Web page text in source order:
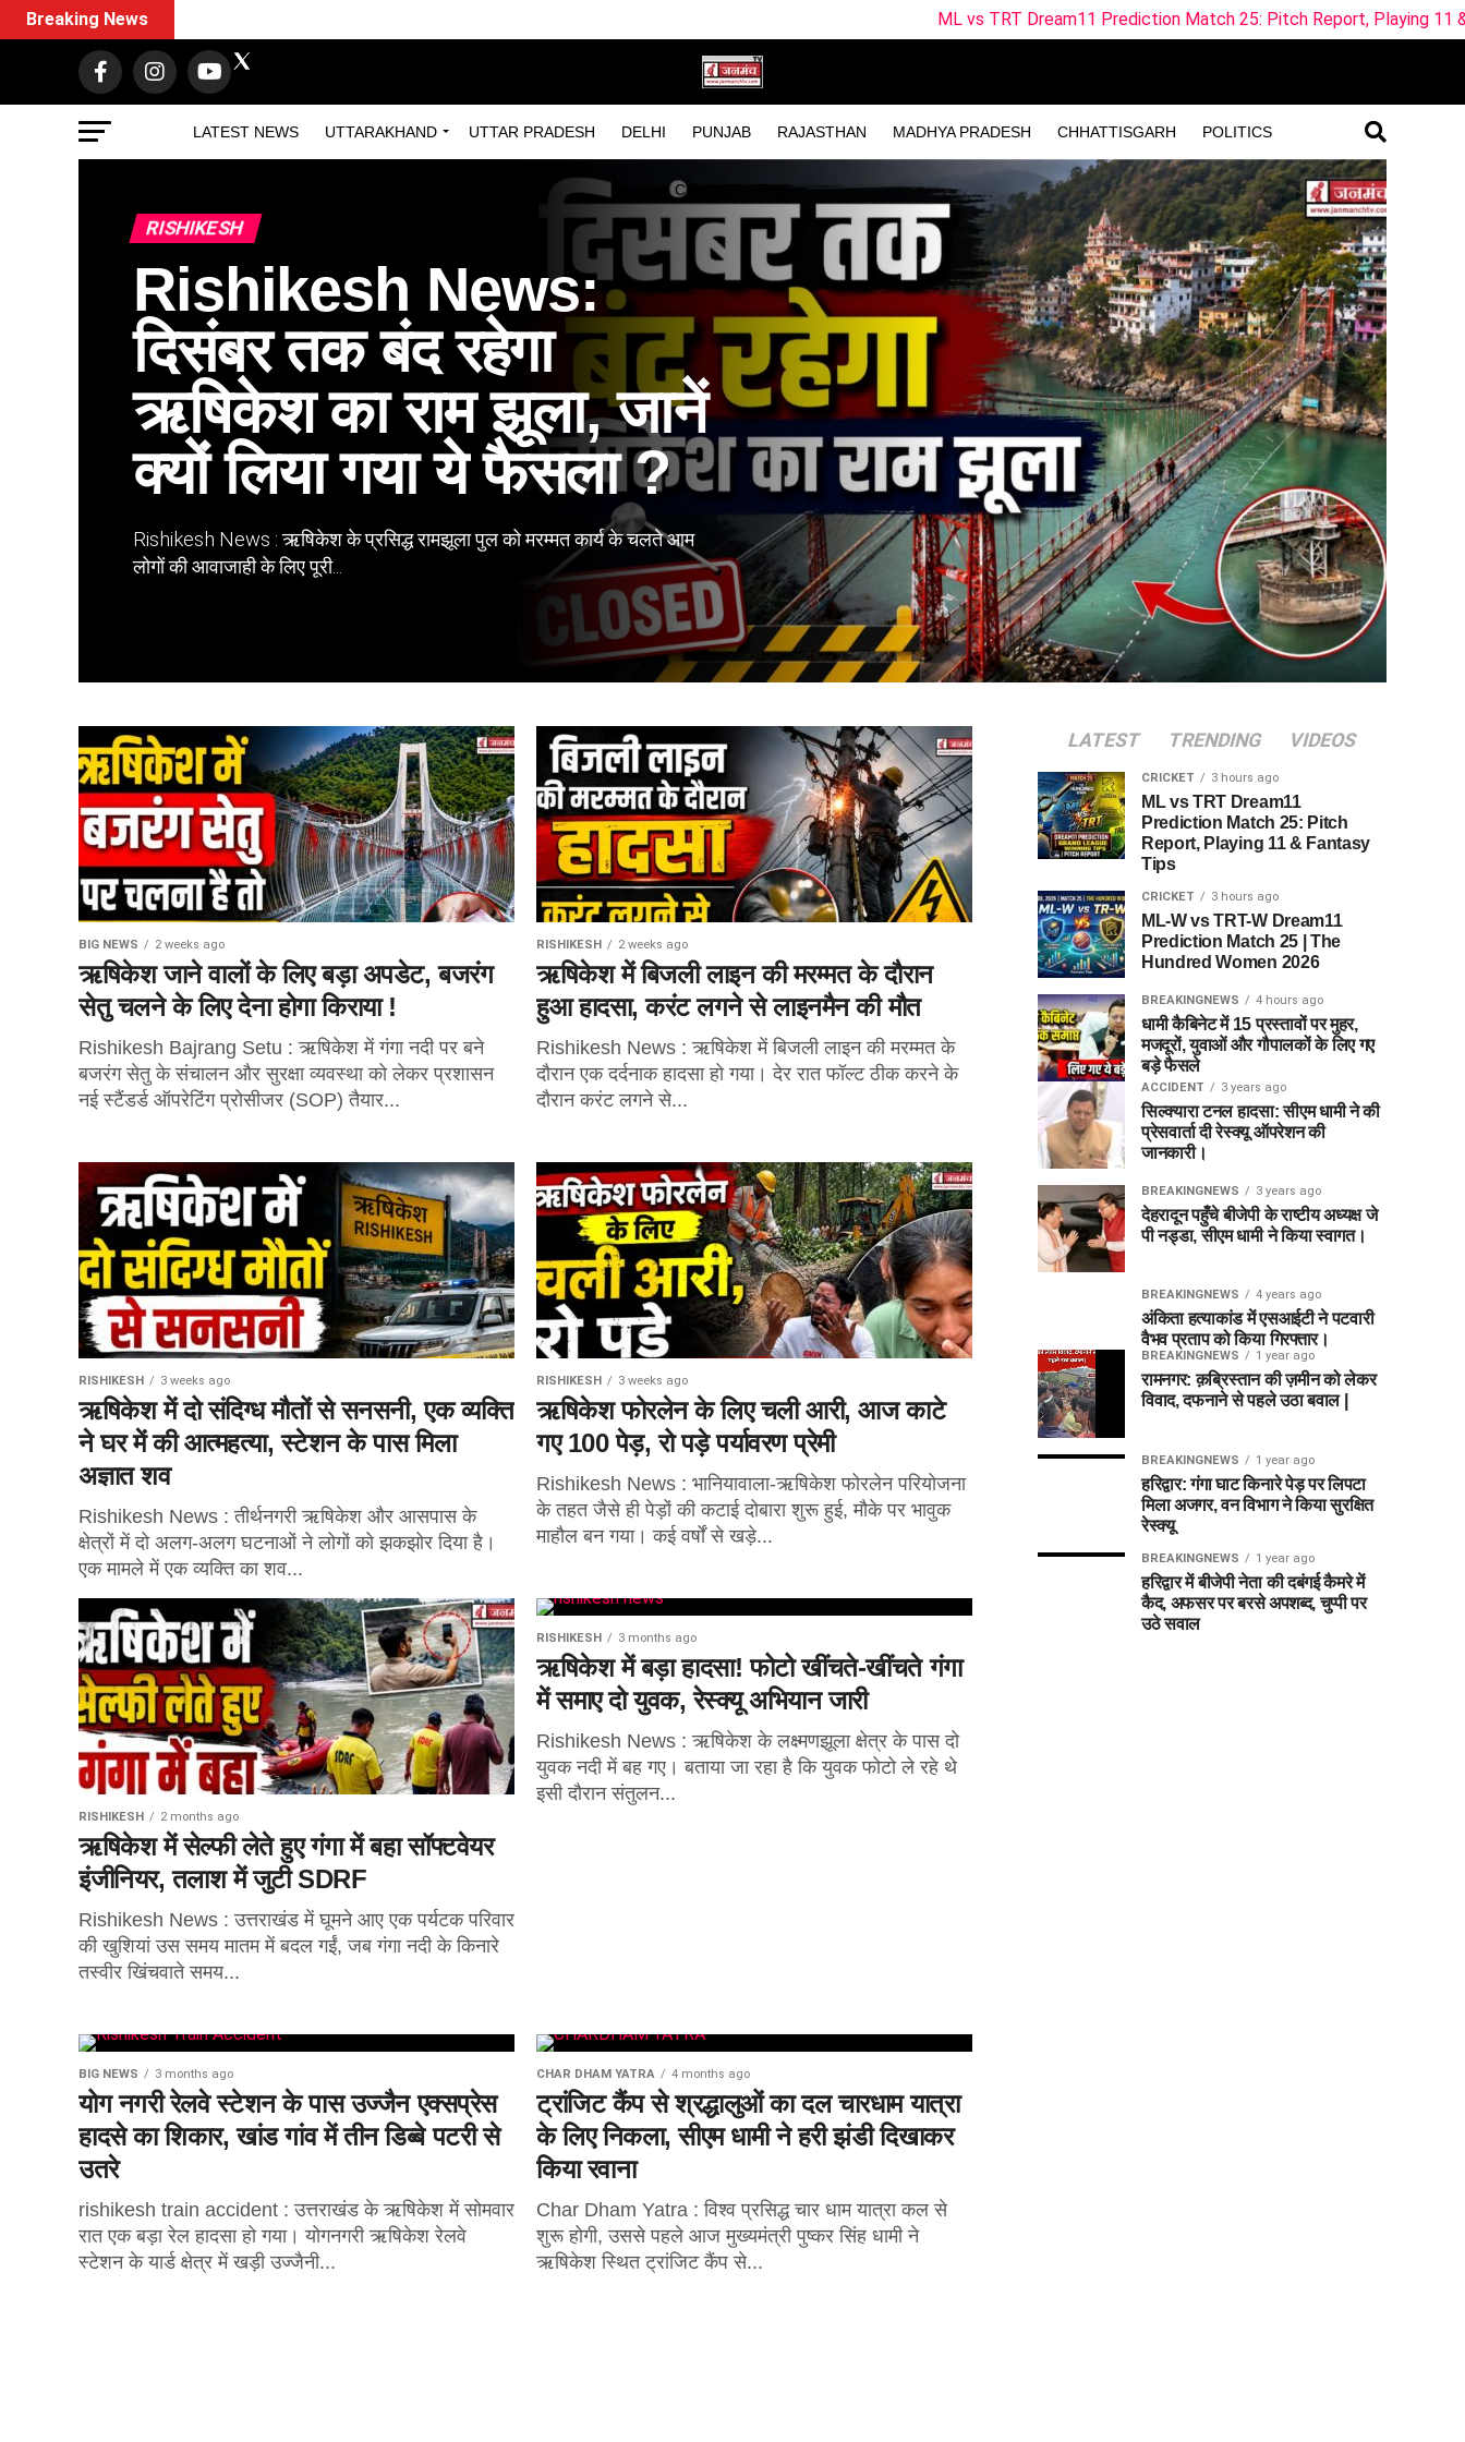
LATEST NEWS UTTARAKHAND UTTAR PRADESH DELHI PUNJAB RAJASTHAN MADHYA PRADESH CHHATTISGARH POLITICS
CRICKET NEWS
Breaking News ML vs TRT Dream11 Prediction Match 25: Pitch Report, Playing 11 & Fantasy
RISHIKESH
Rishikesh News:
दिसंबर तक बंद रहेगा
ऋषिकेश का राम झूला, जानें
क्यों लिया गया ये फैसला ?
Rishikesh News : ऋषिकेश के प्रसिद्ध रामझूला पुल को मरम्मत कार्य के चलते आम
लोगों की आवाजाही के लिए पूरी...
BIG NEWS 2 weeks ago
ऋषिकेश जाने वालों के लिए बड़ा अपडेट, बजरंग
सेतु चलने के लिए देना होगा किराया !
Rishikesh Bajrang Setu : ऋषिकेश में गंगा नदी पर बने
बजरंग सेतु के संचालन और सुरक्षा व्यवस्था को लेकर प्रशासन
नई स्टैंडर्ड ऑपरेटिंग प्रोसीजर (SOP) तैयार...
RISHIKESH 2 weeks ago
ऋषिकेश में बिजली लाइन की मरम्मत के दौरान
हुआ हादसा, करंट लगने से लाइनमैन की मौत
Rishikesh News : ऋषिकेश में बिजली लाइन की मरम्मत के
दौरान एक दर्दनाक हादसा हो गया। देर रात फॉल्ट ठीक करने के
दौरान करंट लगने से...
RISHIKESH 3 weeks ago
ऋषिकेश में दो संदिग्ध मौतों से सनसनी, एक व्यक्ति
ने घर में की आत्महत्या, स्टेशन के पास मिला
अज्ञात शव
Rishikesh News : तीर्थनगरी ऋषिकेश और आसपास के
क्षेत्रों में दो अलग-अलग घटनाओं ने लोगों को झकझोर दिया है।
एक मामले में एक व्यक्ति का शव...
RISHIKESH 3 weeks ago
ऋषिकेश फोरलेन के लिए चली आरी, आज काटे
गए 100 पेड़, रो पड़े पर्यावरण प्रेमी
Rishikesh News : भानियावाला-ऋषिकेश फोरलेन परियोजना
के तहत जैसे ही पेड़ों की कटाई दोबारा शुरू हुई, मौके पर भावुक
माहौल बन गया। कई वर्षों से खड़े...
RISHIKESH 2 months ago
ऋषिकेश में सेल्फी लेते हुए गंगा में बहा सॉफ्टवेयर
इंजीनियर, तलाश में जुटी SDRF
Rishikesh News : उत्तराखंड में घूमने आए एक पर्यटक परिवार
की खुशियां उस समय मातम में बदल गईं, जब गंगा नदी के किनारे
तस्वीर खिंचवाते समय...
RISHIKESH 3 months ago
ऋषिकेश में बड़ा हादसा! फोटो खींचते-खींचते गंगा
में समाए दो युवक, रेस्क्यू अभियान जारी
Rishikesh News : ऋषिकेश के लक्ष्मणझूला क्षेत्र के पास दो
युवक नदी में बह गए। बताया जा रहा है कि युवक फोटो ले रहे थे
इसी दौरान संतुलन...
BIG NEWS 3 months ago
योग नगरी रेलवे स्टेशन के पास उज्जैन एक्सप्रेस
हादसे का शिकार, खांड गांव में तीन डिब्बे पटरी से
उतरे
rishikesh train accident : उत्तराखंड के ऋषिकेश में सोमवार
रात एक बड़ा रेल हादसा हो गया। योगनगरी ऋषिकेश रेलवे
स्टेशन के यार्ड क्षेत्र में खड़ी उज्जैनी...
CHAR DHAM YATRA 4 months ago
ट्रांजिट कैंप से श्रद्धालुओं का दल चारधाम यात्रा
के लिए निकला, सीएम धामी ने हरी झंडी दिखाकर
किया रवाना
Char Dham Yatra : विश्व प्रसिद्ध चार धाम यात्रा कल से
शुरू होगी, उससे पहले आज मुख्यमंत्री पुष्कर सिंह धामी ने
ऋषिकेश स्थित ट्रांजिट कैंप से...
LATEST TRENDING VIDEOS
CRICKET 3 hours ago
ML vs TRT Dream11
Prediction Match 25: Pitch
Report, Playing 11 & Fantasy
Tips
CRICKET 3 hours ago
ML-W vs TRT-W Dream11
Prediction Match 25 | The
Hundred Women 2026
BREAKINGNEWS 4 hours ago
धामी कैबिनेट में 15 प्रस्तावों पर मुहर,
मजदूरों, युवाओं और गौपालकों के लिए गए
बड़े फैसले
ACCIDENT 3 years ago
सिल्क्यारा टनल हादसा: सीएम धामी ने की
प्रेसवार्ता दी रेस्क्यू ऑपरेशन की
जानकारी।
BREAKINGNEWS 3 years ago
देहरादून पहुँचे बीजेपी के राष्टीय अध्यक्ष जे
पी नड्डा, सीएम धामी ने किया स्वागत।
BREAKINGNEWS 4 years ago
अंकिता हत्याकांड में एसआईटी ने पटवारी
वैभव प्रताप को किया गिरफ्तार।
BREAKINGNEWS 1 year ago
रामनगर: क़ब्रिस्तान की ज़मीन को लेकर
विवाद, दफनाने से पहले उठा बवाल |
BREAKINGNEWS 1 year ago
हरिद्वार: गंगा घाट किनारे पेड़ पर लिपटा
मिला अजगर, वन विभाग ने किया सुरक्षित
रेस्क्यू
BREAKINGNEWS 1 year ago
हरिद्वार में बीजेपी नेता की दबंगई कैमरे में
कैद, अफसर पर बरसे अपशब्द, चुप्पी पर
उठे सवाल